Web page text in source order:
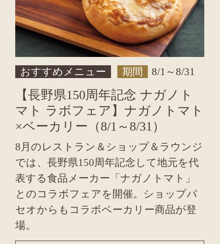
おすすめメニュー 期間 8/1～8/31
【長野県150周年記念 ナガノト
マト ラボフェア】ナガノトマト
×ベーカリー（8/1～8/31）
8月のレストラン＆ショップ＆ラウンジ
では、長野県150周年記念して地元を代
表する食品メーカー「ナガノトマト」
とのコラボフェアを開催。ショップパ
セオからもコラボベーカリー商品が登
場。